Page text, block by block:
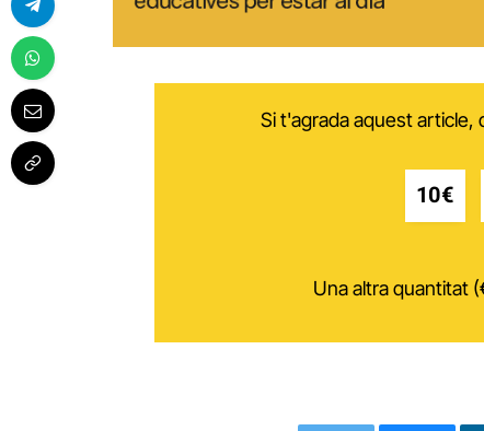
Si t'agrada aquest article,
10€
Una altra quantitat